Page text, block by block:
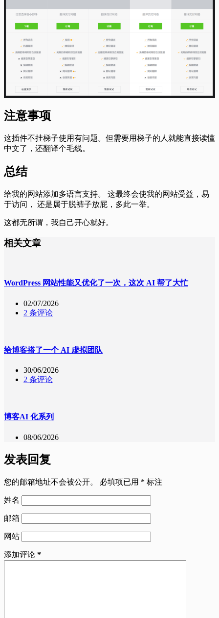
注意事项
这插件不挂梯子使用有问题。但需要用梯子的人就能直接读懂
中文了，还翻译个毛线。
总结
给我的网站添加多语言支持。 这最终会使我的网站受益，易
于访问， 还是属于脱裤子放屁，多此一举。
这都无所谓，我自己开心就好。
相关文章
WordPress 网站性能又优化了一次，这次 AI 帮了大忙
02/07/2026
2 条评论
给博客搭了一个 AI 虚拟团队
30/06/2026
2 条评论
博客AI 化系列
08/06/2026
发表回复
您的邮箱地址不会被公开。 必填项已用 * 标注
姓名
邮箱
网站
添加评论 *